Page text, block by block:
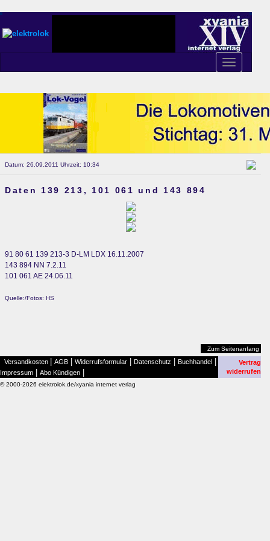
Toggle
navigation
Datum: 26.09.2011 Uhrzeit: 10:34
Daten 139 213, 101 061 und 143 894
91 80 61 139 213-3 D-LM LDX 16.11.2007
143 894 NN 7.2.11
101 061 AE 24.06.11
Quelle:/Fotos: HS
Zum Seitenanfang
Versandkosten AGB Widerrufsformular Datenschutz Buchhandel
Impressum Abo Kündigen
Vertrag
widerrufen
© 2000-2026 elektrolok.de/xyania internet verlag